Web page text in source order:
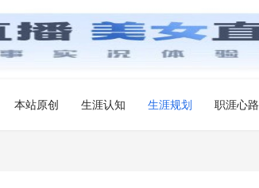
本站原创 生涯认知 生涯规划 职涯心路